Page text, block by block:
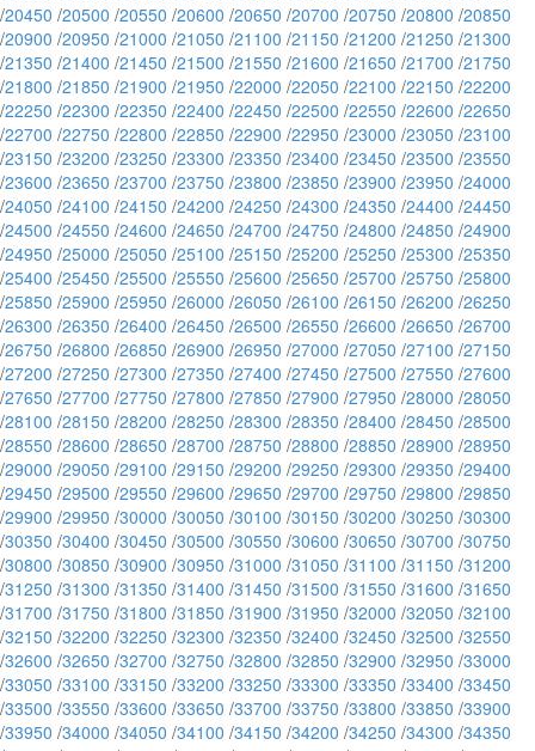
/20450 /20500 /20550 /20600 /20650 /20700 /20750 /20800 /20850
/20900 /20950 /21000 /21050 /21100 /21150 /21200 /21250 /21300
/21350 /21400 /21450 /21500 /21550 /21600 /21650 /21700 /21750
/21800 /21850 /21900 /21950 /22000 /22050 /22100 /22150 /22200
/22250 /22300 /22350 /22400 /22450 /22500 /22550 /22600 /22650
/22700 /22750 /22800 /22850 /22900 /22950 /23000 /23050 /23100
/23150 /23200 /23250 /23300 /23350 /23400 /23450 /23500 /23550
/23600 /23650 /23700 /23750 /23800 /23850 /23900 /23950 /24000
/24050 /24100 /24150 /24200 /24250 /24300 /24350 /24400 /24450
/24500 /24550 /24600 /24650 /24700 /24750 /24800 /24850 /24900
/24950 /25000 /25050 /25100 /25150 /25200 /25250 /25300 /25350
/25400 /25450 /25500 /25550 /25600 /25650 /25700 /25750 /25800
/25850 /25900 /25950 /26000 /26050 /26100 /26150 /26200 /26250
/26300 /26350 /26400 /26450 /26500 /26550 /26600 /26650 /26700
/26750 /26800 /26850 /26900 /26950 /27000 /27050 /27100 /27150
/27200 /27250 /27300 /27350 /27400 /27450 /27500 /27550 /27600
/27650 /27700 /27750 /27800 /27850 /27900 /27950 /28000 /28050
/28100 /28150 /28200 /28250 /28300 /28350 /28400 /28450 /28500
/28550 /28600 /28650 /28700 /28750 /28800 /28850 /28900 /28950
/29000 /29050 /29100 /29150 /29200 /29250 /29300 /29350 /29400
/29450 /29500 /29550 /29600 /29650 /29700 /29750 /29800 /29850
/29900 /29950 /30000 /30050 /30100 /30150 /30200 /30250 /30300
/30350 /30400 /30450 /30500 /30550 /30600 /30650 /30700 /30750
/30800 /30850 /30900 /30950 /31000 /31050 /31100 /31150 /31200
/31250 /31300 /31350 /31400 /31450 /31500 /31550 /31600 /31650
/31700 /31750 /31800 /31850 /31900 /31950 /32000 /32050 /32100
/32150 /32200 /32250 /32300 /32350 /32400 /32450 /32500 /32550
/32600 /32650 /32700 /32750 /32800 /32850 /32900 /32950 /33000
/33050 /33100 /33150 /33200 /33250 /33300 /33350 /33400 /33450
/33500 /33550 /33600 /33650 /33700 /33750 /33800 /33850 /33900
/33950 /34000 /34050 /34100 /34150 /34200 /34250 /34300 /34350